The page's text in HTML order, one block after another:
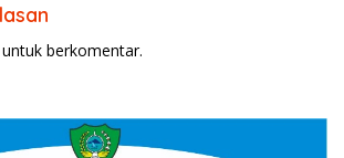
untuk berkomentar.